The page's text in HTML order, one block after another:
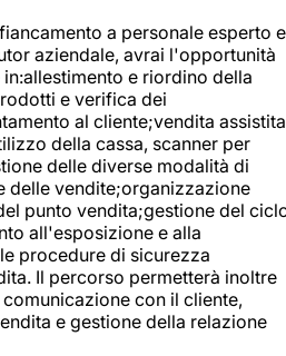
a personale esperto e
aziendale, avrai l'opportunità
e riordino della
e verifica dei
al cliente;vendita assistita
della cassa, scanner per
delle diverse modalità di
delle vendite;organizzazione
punto vendita;gestione del
all'esposizione e alla
procedure di sicurezza
Il percorso permetterà inoltre
con il cliente,
e gestione della relazione